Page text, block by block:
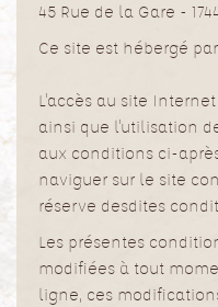
45 Rue de la Gare -
Ce site est hébergé
L'accès au site
ainsi que l'utilisation
aux conditions ci-
naviguer sur le site
réserve desdites
Les présentes
modifiées à tout
ligne, ces